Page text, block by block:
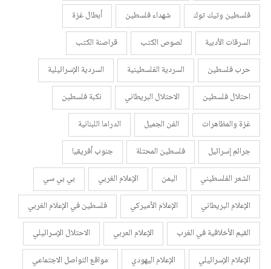
فلسطين وتيك توك
شهداء فلسطين
أبطال غزة
السرقات الأدبية
لصوص الكتب
قراصنة الكتب
حرب فلسطين
السردية الفلسطينية
السردية الإسرائيلية
احتلال فلسطين
الاحتلال البريطاني
نكبة فلسطين
غزة والمظاهرات
الفن الجميل
الدراما اللبنانية
جرائم إسرائيل
فلسطين المحتلة
جنوب أفريقيا
الشعر الفلسطيني
اليمن الإعلام الغربي
بي بي سي
الإعلام البريطاني
الإعلام الأميركي
فلسطين في الإعلام الغربي
القيم الأخلاقية في الغرب
الإعلام العربي
الاحتلال الإسرائيلي
الإعلام الإسرائيلي
الإعلام اليهودي
مواقع التواصل الاجتماعي